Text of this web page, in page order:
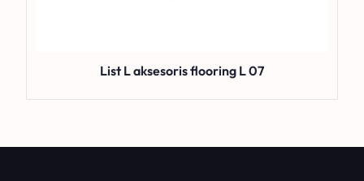
List L aksesoris flooring L 07